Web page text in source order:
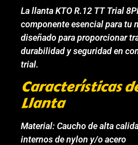
La llanta KTO R.12 TT Trial
componente esencial para tu
diseñado para proporcionar
durabilidad y seguridad en
trial.
Características
Llanta
Material: Caucho de alta
internos de nylon y/o acero